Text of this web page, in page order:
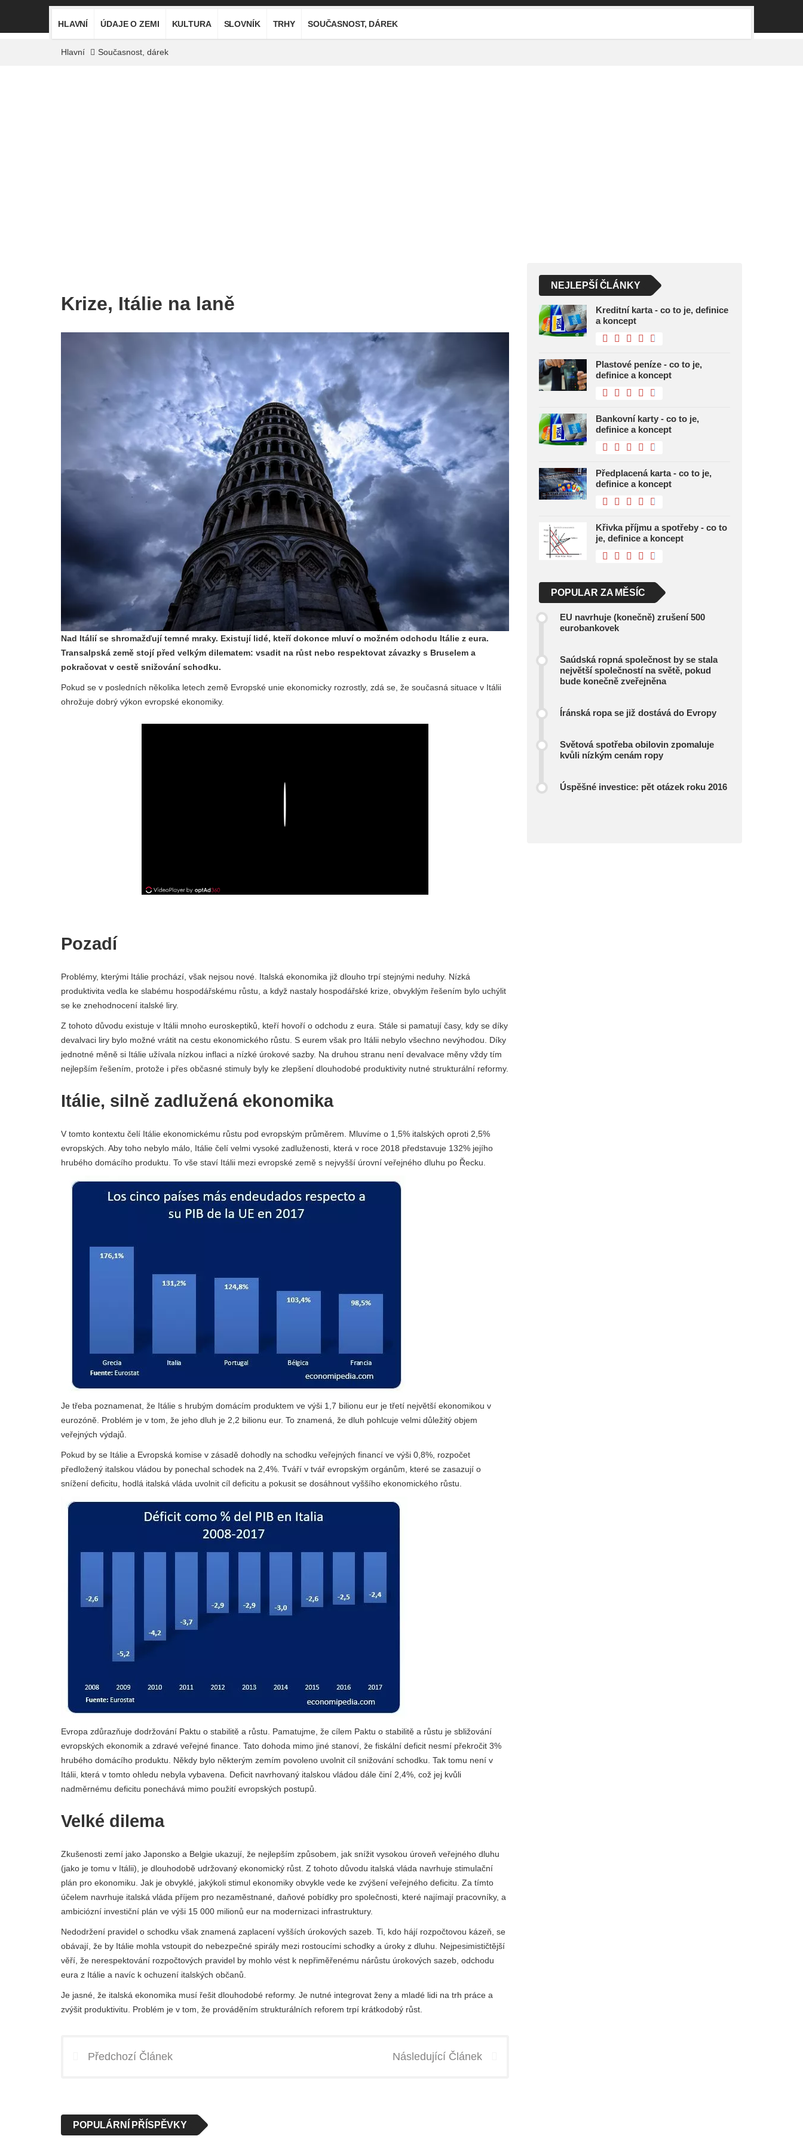
HLAVNÍ ÚDAJE O ZEMI KULTURA SLOVNÍK TRHY SOUČASNOST, DÁREK
Hlavní Současnost, dárek
Krize, Itálie na laně
Nad Itálií se shromažďují temné mraky. Existují lidé, kteří dokonce mluví o možném odchodu Itálie z eura.
Transalpská země stojí před velkým dilematem: vsadit na růst nebo respektovat závazky s Bruselem a
pokračovat v cestě snižování schodku.
Pokud se v posledních několika letech země Evropské unie ekonomicky rozrostly, zdá se, že současná situace v Itálii
ohrožuje dobrý výkon evropské ekonomiky.
Pozadí
Problémy, kterými Itálie prochází, však nejsou nové. Italská ekonomika již dlouho trpí stejnými neduhy. Nízká
produktivita vedla ke slabému hospodářskému růstu, a když nastaly hospodářské krize, obvyklým řešením bylo uchýlit
se ke znehodnocení italské liry.
Z tohoto důvodu existuje v Itálii mnoho euroskeptiků, kteří hovoří o odchodu z eura. Stále si pamatují časy, kdy se díky
devalvaci liry bylo možné vrátit na cestu ekonomického růstu. S eurem však pro Itálii nebylo všechno nevýhodou. Díky
jednotné měně si Itálie užívala nízkou inflaci a nízké úrokové sazby. Na druhou stranu není devalvace měny vždy tím
nejlepším řešením, protože i přes občasné stimuly byly ke zlepšení dlouhodobé produktivity nutné strukturální reformy.
Itálie, silně zadlužená ekonomika
V tomto kontextu čelí Itálie ekonomickému růstu pod evropským průměrem. Mluvíme o 1,5% italských oproti 2,5%
evropských. Aby toho nebylo málo, Itálie čelí velmi vysoké zadluženosti, která v roce 2018 představuje 132% jejího
hrubého domácího produktu. To vše staví Itálii mezi evropské země s nejvyšší úrovní veřejného dluhu po Řecku.
Je třeba poznamenat, že Itálie s hrubým domácím produktem ve výši 1,7 bilionu eur je třetí největší ekonomikou v
eurozóně. Problém je v tom, že jeho dluh je 2,2 bilionu eur. To znamená, že dluh pohlcuje velmi důležitý objem
veřejných výdajů.
Pokud by se Itálie a Evropská komise v zásadě dohodly na schodku veřejných financí ve výši 0,8%, rozpočet
předložený italskou vládou by ponechal schodek na 2,4%. Tváří v tvář evropským orgánům, které se zasazují o
snížení deficitu, hodlá italská vláda uvolnit cíl deficitu a pokusit se dosáhnout vyššího ekonomického růstu.
Evropa zdůrazňuje dodržování Paktu o stabilitě a růstu. Pamatujme, že cílem Paktu o stabilitě a růstu je sbližování
evropských ekonomik a zdravé veřejné finance. Tato dohoda mimo jiné stanoví, že fiskální deficit nesmí překročit 3%
hrubého domácího produktu. Někdy bylo některým zemím povoleno uvolnit cíl snižování schodku. Tak tomu není v
Itálii, která v tomto ohledu nebyla vybavena. Deficit navrhovaný italskou vládou dále činí 2,4%, což jej kvůli
nadměrnému deficitu ponechává mimo použití evropských postupů.
Velké dilema
Zkušenosti zemí jako Japonsko a Belgie ukazují, že nejlepším způsobem, jak snížit vysokou úroveň veřejného dluhu
(jako je tomu v Itálii), je dlouhodobě udržovaný ekonomický růst. Z tohoto důvodu italská vláda navrhuje stimulační
plán pro ekonomiku. Jak je obvyklé, jakýkoli stimul ekonomiky obvykle vede ke zvýšení veřejného deficitu. Za tímto
účelem navrhuje italská vláda příjem pro nezaměstnané, daňové pobídky pro společnosti, které najímají pracovníky, a
ambiciózní investiční plán ve výši 15 000 milionů eur na modernizaci infrastruktury.
Nedodržení pravidel o schodku však znamená zaplacení vyšších úrokových sazeb. Ti, kdo hájí rozpočtovou kázeň, se
obávají, že by Itálie mohla vstoupit do nebezpečné spirály mezi rostoucími schodky a úroky z dluhu. Nejpesimističtější
věří, že nerespektování rozpočtových pravidel by mohlo vést k nepřiměřenému nárůstu úrokových sazeb, odchodu
eura z Itálie a navíc k ochuzení italských občanů.
Je jasné, že italská ekonomika musí řešit dlouhodobé reformy. Je nutné integrovat ženy a mladé lidi na trh práce a
zvýšit produktivitu. Problém je v tom, že prováděním strukturálních reforem trpí krátkodobý růst.
Předchozí Článek Následující Článek
POPULÁRNÍ PŘÍSPĚVKY
NEJLEPŠÍ ČLÁNKY
Kreditní karta - co to je, definice
a koncept
Plastové peníze - co to je,
definice a koncept
Bankovní karty - co to je,
definice a koncept
Předplacená karta - co to je,
definice a koncept
Křivka příjmu a spotřeby - co to
je, definice a koncept
POPULAR ZA MĚSÍC
EU navrhuje (konečně) zrušení 500
eurobankovek
Saúdská ropná společnost by se stala
největší společností na světě, pokud
bude konečně zveřejněna
Íránská ropa se již dostává do Evropy
Světová spotřeba obilovin zpomaluje
kvůli nízkým cenám ropy
Úspěšné investice: pět otázek roku 2016